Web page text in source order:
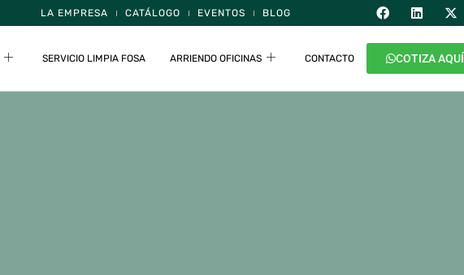
LA EMPRESA CATÁLOGO EVENTOS BLOG
SERVICIO LIMPIA FOSA ARRIENDO OFICINAS CONTACTO COTIZA AQUÍ